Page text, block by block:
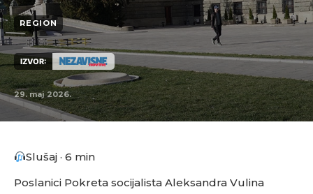
REGION
IZVOR:
29. maj 2026.
Slušaj · 6 min
Poslanici Pokreta socijalista Aleksandra Vulina